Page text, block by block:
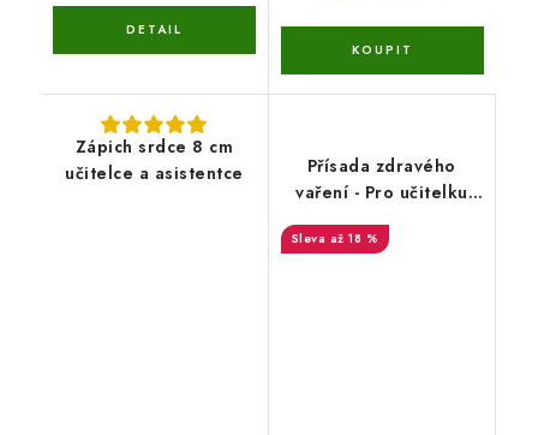
Zápich srdce 8 cm
učitelce a asistentce
Přísada zdravého
vaření - Pro učitelku
až 18 %